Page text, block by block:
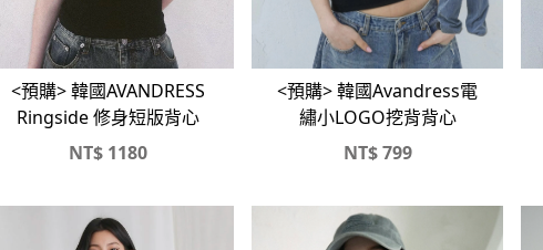
<預購> 韓國AVANDRESS
Ringside 修身短版背心
NT$ 1180
<預購> 韓國Avandress電
繡小LOGO挖背背心
NT$799